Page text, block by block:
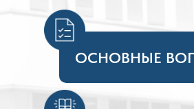
ОСНОВНЫЕ